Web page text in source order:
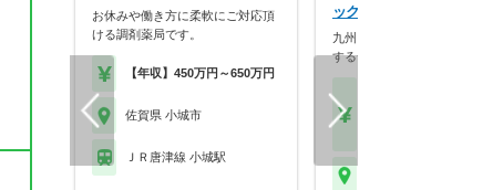
お休みや働き方に柔軟にご対応頂
ける調剤薬局です。
【年収】450万円～650万円
佐賀県 小城市
ＪＲ唐津線 小城駅
ックス三日月店
九州～北陸地方に約300店舗
するディスカウント…